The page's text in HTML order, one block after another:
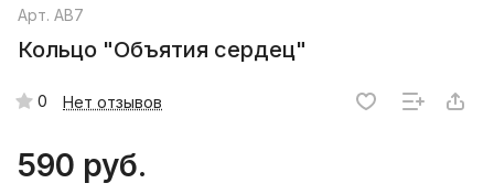
Арт. AB7
Кольцо "Объятия сердец"
0 Нет отзывов
590 руб.